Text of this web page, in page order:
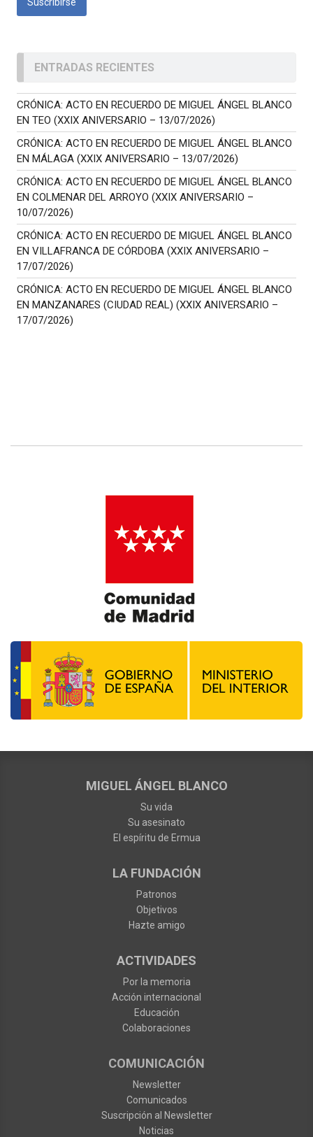
ENTRADAS RECIENTES
CRÓNICA: ACTO EN RECUERDO DE MIGUEL ÁNGEL BLANCO
EN TEO (XXIX ANIVERSARIO – 13/07/2026)
CRÓNICA: ACTO EN RECUERDO DE MIGUEL ÁNGEL BLANCO
EN MÁLAGA (XXIX ANIVERSARIO – 13/07/2026)
CRÓNICA: ACTO EN RECUERDO DE MIGUEL ÁNGEL BLANCO
EN COLMENAR DEL ARROYO (XXIX ANIVERSARIO –
10/07/2026)
CRÓNICA: ACTO EN RECUERDO DE MIGUEL ÁNGEL BLANCO
EN VILLAFRANCA DE CÓRDOBA (XXIX ANIVERSARIO –
17/07/2026)
CRÓNICA: ACTO EN RECUERDO DE MIGUEL ÁNGEL BLANCO
EN MANZANARES (CIUDAD REAL) (XXIX ANIVERSARIO –
17/07/2026)
MIGUEL ÁNGEL BLANCO
Su vida
Su asesinato
El espíritu de Ermua
LA FUNDACIÓN
Patronos
Objetivos
Hazte amigo
ACTIVIDADES
Por la memoria
Acción internacional
Educación
Colaboraciones
COMUNICACIÓN
Newsletter
Comunicados
Suscripción al Newsletter
Noticias